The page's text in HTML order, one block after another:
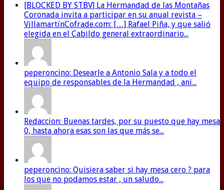
[BLOCKED BY STBV] La Hermandad de las Montañas
Coronada invita a participar en su anual revista –
VillamartínCofrade.com: […] Rafael Piña, y que salió
elegida en el Cabildo general extraordinario...
peperoncino: Desearle a Antonio Sala y a todo el
equipo de responsables de la Hermandad , ani...
Redaccion: Buenas tardes, por su puesto que hay mesa
0, hasta ahora esas son las que más se...
peperoncino: Quisiera saber si hay mesa cero ? para
los que no podamos estar , un saludo...